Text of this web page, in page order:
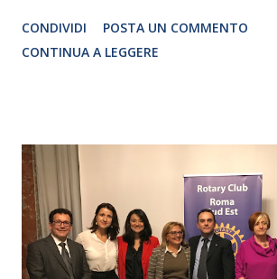
CRISTINA PEZZOLI
CONDIVIDI
POSTA UN COMMENTO
CONTINUA A LEGGERE